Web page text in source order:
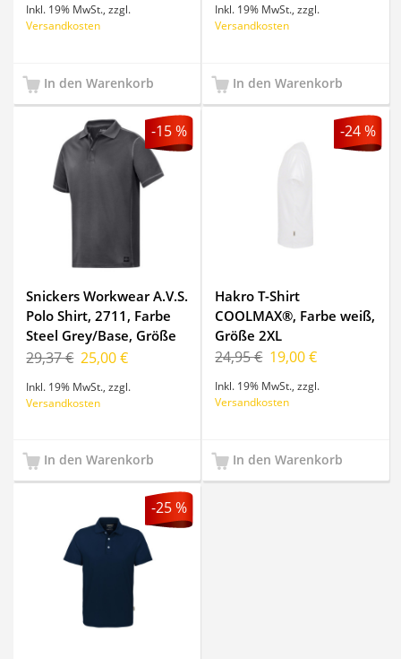
Inkl. 19% MwSt. ,zzgl.
Versandkosten
In den Warenkorb
Inkl. 19% MwSt. ,zzgl.
Versandkosten
In den Warenkorb
-15 %
Snickers Workwear A.V.S.
Polo Shirt, 2711, Farbe
Steel Grey/Base, Größe
XL
29,37 € 25,00 €
Inkl. 19% MwSt.,zzgl.
Versandkosten
In den Warenkorb
-24 %
Hakro T-Shirt
COOLMAX®, Farbe weiß,
Größe 2XL
24,95 € 19,00 €
Inkl. 19% MwSt. ,zzgl.
Versandkosten
In den Warenkorb
-25 %